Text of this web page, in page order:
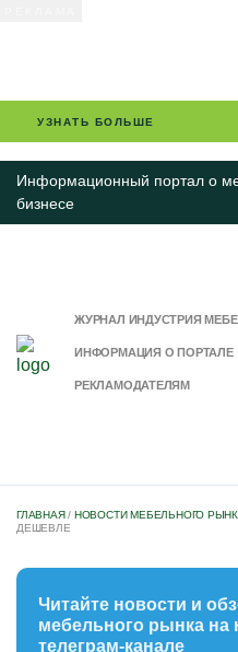
УЗНАТЬ БОЛЬШЕ
Информационный портал о
бизнесе
ЖУРНАЛ ИНДУСТРИЯ
ИНФОРМАЦИЯ О ПОРТАЛЕ
РЕКЛАМОДАТЕЛЯМ
ГЛАВНАЯ/ НОВОСТИ МЕБЕЛЬНОГО
ДЕШЕВЛЕ
Читайте новости и
мебельного рынка на
телеграм-канале